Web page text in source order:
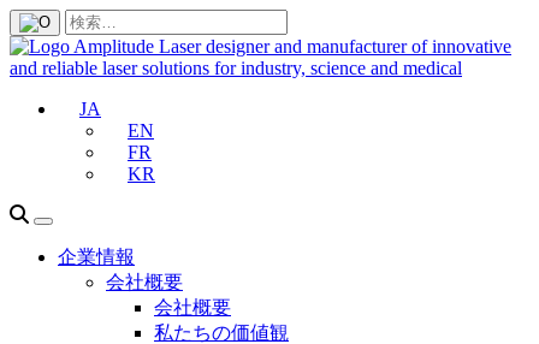
JA
EN
FR
KR
企業情報
会社概要
会社概要
私たちの価値観